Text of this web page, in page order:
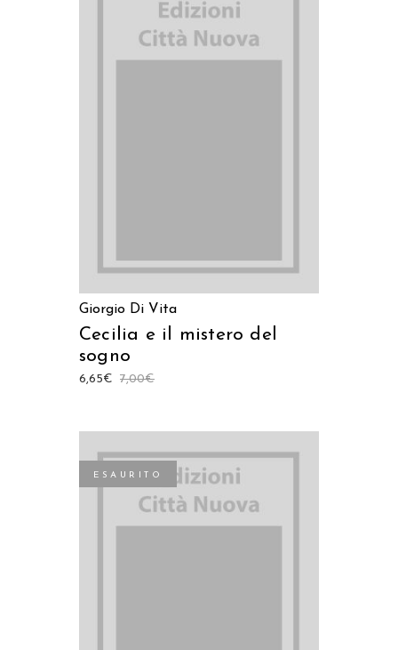
Giorgio Di Vita
Cecilia e il mistero del
sogno
7,00€
6,65€
ESAURITO